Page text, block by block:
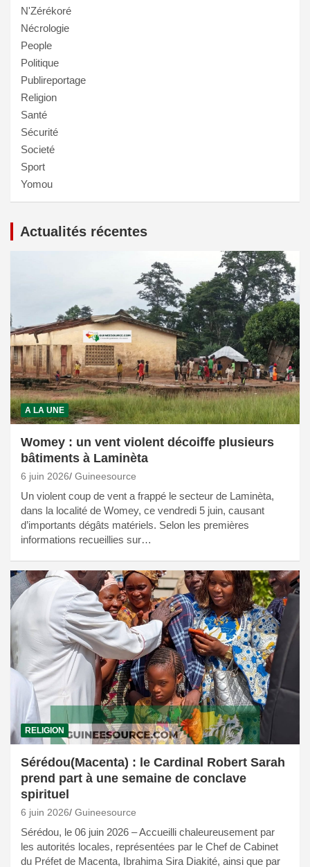
N'Zérékoré
Nécrologie
People
Politique
Publireportage
Religion
Santé
Sécurité
Societé
Sport
Yomou
Actualités récentes
A LA UNE
Womey : un vent violent décoiffe plusieurs
bâtiments à Laminèta
6 juin 2026 Guineesource
Un violent coup de vent a frappé le secteur de Laminèta,
dans la localité de Womey, ce vendredi 5 juin, causant
d’importants dégâts matériels. Selon les premières
informations recueillies sur…
RELIGION
Sérédou(Macenta) : le Cardinal Robert Sarah
prend part à une semaine de conclave
spirituel
6 juin 2026 Guineesource
Sérédou, le 06 juin 2026 – Accueilli chaleureusement par
les autorités locales, représentées par le Chef de Cabinet
du Préfet de Macenta, Ibrahima Sira Diakité, ainsi que par